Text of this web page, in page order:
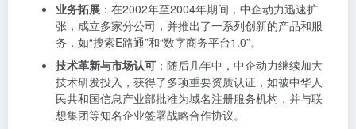
业务拓展 ：在2002年至2004年期间，中企动力迅速扩
张，成立多家分公司，并推出了一系列创新的产品和服
务，如“搜索E路通”和“数字商务平台1.0”。
技术革新与市场认可 ：随后几年中，中企动力继续加大
技术研发投入，获得了多项重要资质认证，如被中华人
民共和国信息产业部批准为域名注册服务机构，并与联
想集团等知名企业签署战略合作协议。